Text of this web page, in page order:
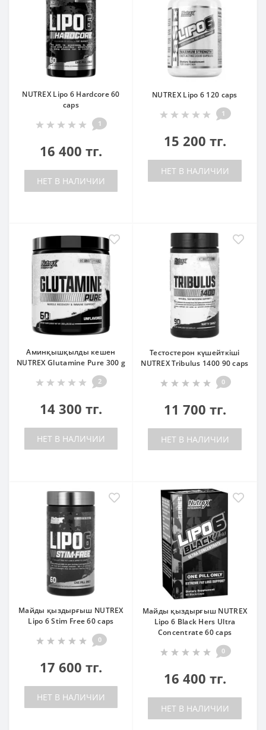
NUTREX Lipo 6 Hardcore 60
caps
1
16 400 тг.
НЕТ В НАЛИЧИИ
NUTREX Lipo 6 120 caps
1
15 200 тг.
НЕТ В НАЛИЧИИ
Аминқышқылды кешен
NUTREX Glutamine Pure 300 g
2
14 300 тг.
НЕТ В НАЛИЧИИ
Тестостерон күшейткіші
NUTREX Tribulus 1400 90 caps
0
11 700 тг.
НЕТ В НАЛИЧИИ
Майды қыздырғыш NUTREX
Lipo 6 Stim Free 60 caps
0
17 600 тг.
НЕТ В НАЛИЧИИ
Майды қыздырғыш NUTREX
Lipo 6 Black Hers Ultra
Concentrate 60 caps
0
16 400 тг.
НЕТ В НАЛИЧИИ